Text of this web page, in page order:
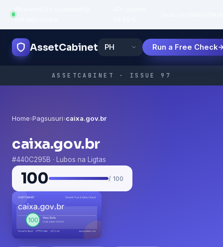
infrastructure
AssetCabinet Run a Free Check
ASSETCABINET · ISSUE 97
Home›Pagsusuri›caixa.gov.br
caixa.gov.br
#440C295B · Lubos na Ligtas
100 / 100